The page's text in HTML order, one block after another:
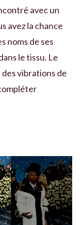
avec un
avez la chance
noms de ses
le tissu. Le
vibrations de